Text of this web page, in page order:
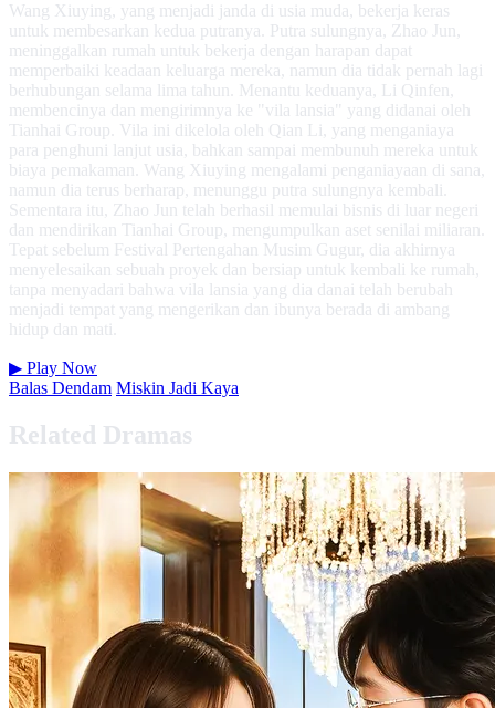
Wang Xiuying, yang menjadi janda di usia muda, bekerja keras
untuk membesarkan kedua putranya. Putra sulungnya, Zhao Jun,
meninggalkan rumah untuk bekerja dengan harapan dapat
memperbaiki keadaan keluarga mereka, namun dia tidak pernah lagi
berhubungan selama lima tahun. Menantu keduanya, Li Qinfen,
membencinya dan mengirimnya ke "vila lansia" yang didanai oleh
Tianhai Group. Vila ini dikelola oleh Qian Li, yang menganiaya
para penghuni lanjut usia, bahkan sampai membunuh mereka untuk
biaya pemakaman. Wang Xiuying mengalami penganiayaan di sana,
namun dia terus berharap, menunggu putra sulungnya kembali.
Sementara itu, Zhao Jun telah berhasil memulai bisnis di luar negeri
dan mendirikan Tianhai Group, mengumpulkan aset senilai miliaran.
Tepat sebelum Festival Pertengahan Musim Gugur, dia akhirnya
menyelesaikan sebuah proyek dan bersiap untuk kembali ke rumah,
tanpa menyadari bahwa vila lansia yang dia danai telah berubah
menjadi tempat yang mengerikan dan ibunya berada di ambang
hidup dan mati.
▶ Play Now
Balas Dendam Miskin Jadi Kaya
Related Dramas